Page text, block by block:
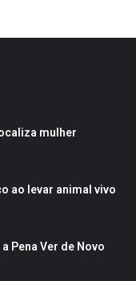
mulher
ao levar animal vivo
Pena Ver de Novo